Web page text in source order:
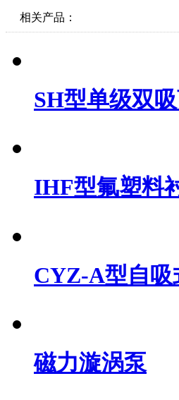
相关产品：
SH型单级双
IHF型氟塑料
CYZ-A型自吸
磁力漩涡泵